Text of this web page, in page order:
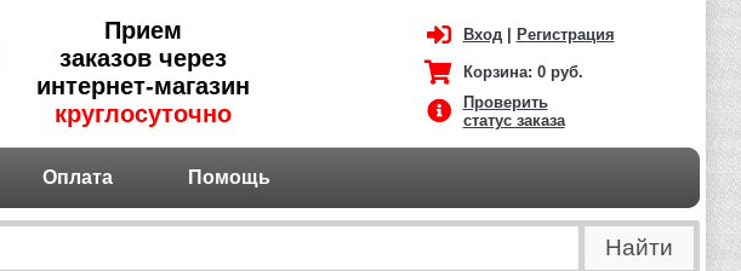
Прием
заказов через
интернет-магазин
круглосуточно
Вход| Регистрация
Корзина: 0 руб.
Проверить
статус заказа
Оплата Помощь